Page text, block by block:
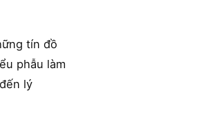
tín đồ
phẫu làm
lý